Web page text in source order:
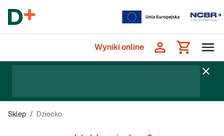
Wyniki online
Sklep / Dziecko